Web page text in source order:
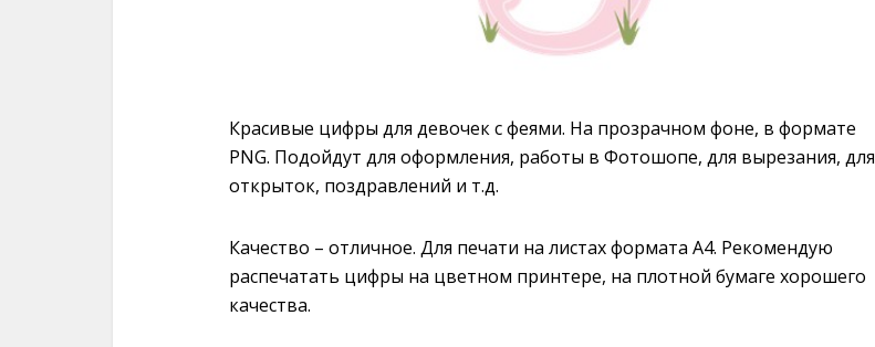
Красивые цифры для девочек с феями. На прозрачном фоне, в формате
PNG. Подойдут для оформления, работы в Фотошопе, для вырезания, для
открыток, поздравлений и т.д.
Качество – отличное. Для печати на листах формата A4. Рекомендую
распечатать цифры на цветном принтере, на плотной бумаге хорошего
качества.